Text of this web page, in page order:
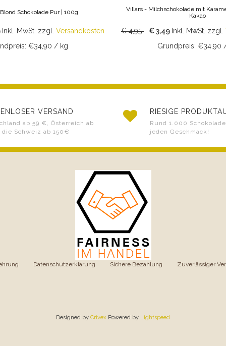
Schokolade Pur | 100g
Inkl. MwSt. zzgl. Versandkosten
€34,90 / kg
Villars - Milchschokolade mit
Kakao
€ 4,95 € 3,49 Inkl. MwSt. zzgl.
Grundpreis: €34,90
VERSAND
ab 59 €, Österreich ab
Schweiz ab 150€
RIESIGE
Rund 1.000
jeden Geschmack!
Datenschutzerklärung Sichere Bezahlung Zuverlässiger
Designed by Crivex Powered by Lightspeed